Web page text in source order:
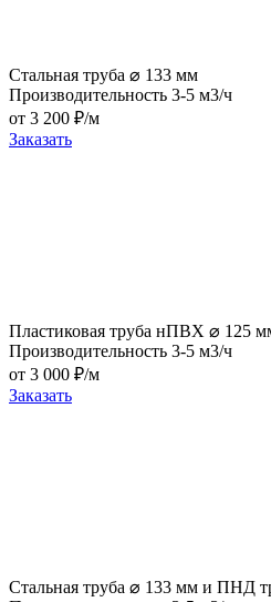
Стальная труба ⌀ 133 мм
Производительность 3-5 м3/ч
от 3 200 ₽/м
Заказать
Пластиковая труба нПВХ ⌀ 125
Производительность 3-5 м3/ч
от 3 000 ₽/м
Заказать
Стальная труба ⌀ 133 мм и ПНД